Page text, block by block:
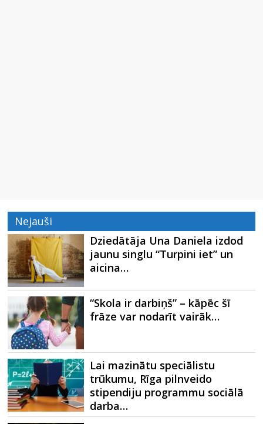
Nejauši
Dziedātāja Una Daniela izdod
jaunu singlu “Turpini iet” un
aicina…
“Skola ir darbiņš” – kāpēc šī
frāze var nodarīt vairāk…
Lai mazinātu speciālistu
trūkumu, Rīga pilnveido
stipendiju programmu sociālā
darba…